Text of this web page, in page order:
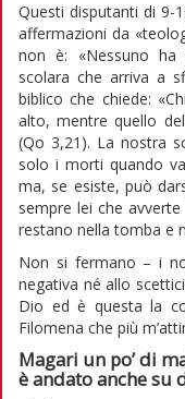
Questi disputanti di 9-
affermazioni da
non è: «Nessuno ha
scolara che arriva a
biblico che chiede:
alto, mentre quello
(Qo 3,21). La nostra
solo i morti quando
ma, se esiste, può
sempre lei che
restano nella tomba e
Non si fermano – i
negativa né allo
Dio ed è questa la
Filomena che più
Magari un po’ di
è andato anche su